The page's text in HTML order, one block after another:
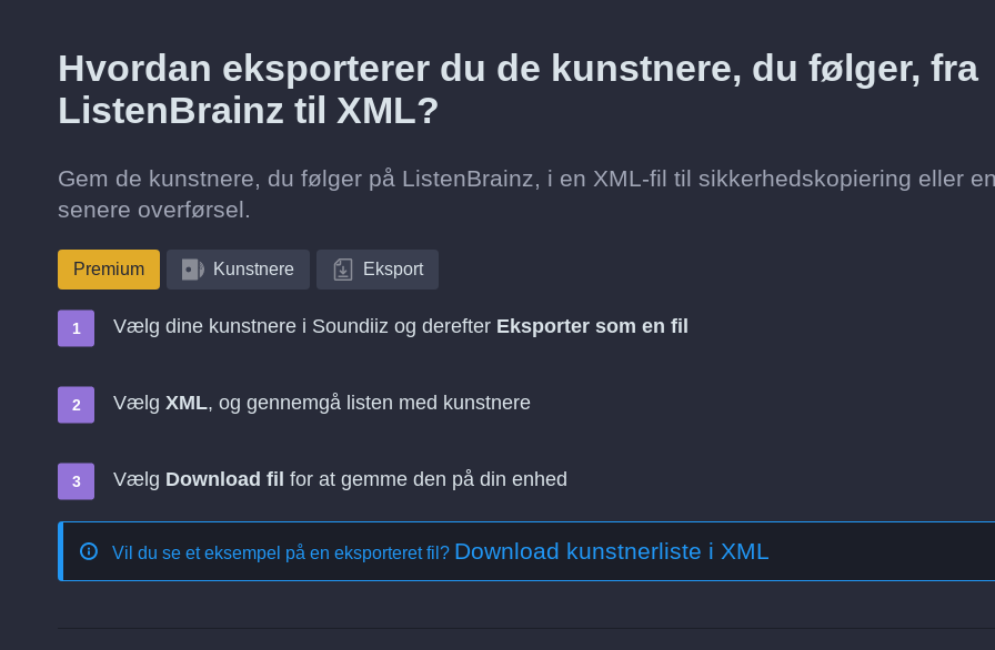
Hvordan eksporterer du de kunstnere, du følger, fra
ListenBrainz til XML?
Gem de kunstnere, du følger på ListenBrainz, i en XML-fil til sikkerhedskopiering eller
senere overførsel.
Premium Kunstnere Eksport
Vælg dine kunstnere i Soundiiz og derefter Eksporter som en fil
Vælg XML, og gennemgå listen med kunstnere
Vælg Download fil for at gemme den på din enhed
Vil du se et eksempel på en eksporteret fil? Download kunstnerliste i XML